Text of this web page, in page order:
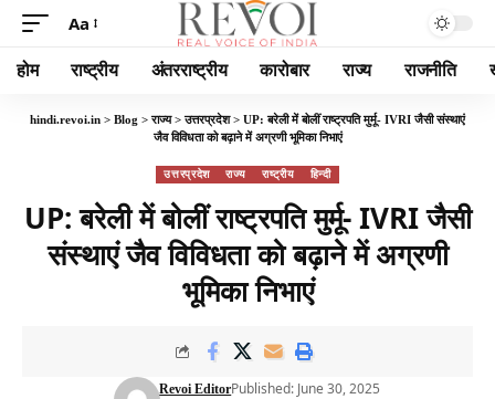
Aa
होम राष्ट्रीय अंतरराष्ट्रीय कारोबार राज्य राजनीति
hindi.revoi.in > Blog >राज्य>उत्तरप्रदेश> UP: बरेली में बोलीं राष्ट्रपति मुर्मू- IVRI जैसी संस्थाएं
जैव विविधता को बढ़ाने में अग्रणी भूमिका निभाएं
उत्तरप्रदेश राज्य राष्ट्रीय हिन्दी
UP: बरेली में बोलीं राष्ट्रपति मुर्मू- IVRI जैसी
संस्थाएं जैव विविधता को बढ़ाने में अग्रणी
भूमिका निभाएं
Revoi EditorPublished: June 30, 2025